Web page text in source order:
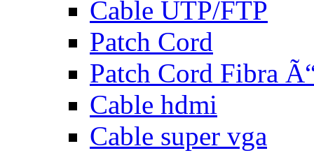
Cable UTP/FTP
Patch Cord
Patch Cord Fibra
Cable hdmi
Cable super vga